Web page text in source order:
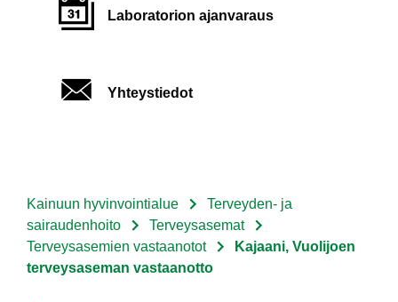
Laboratorion ajanvaraus
Yhteystiedot
Murupolku
Kainuun hyvinvointialue
Terveyden- ja
sairaudenhoito
Terveysasemat
Terveysasemien vastaanotot
Kajaani, Vuolijoen
terveysaseman vastaanotto